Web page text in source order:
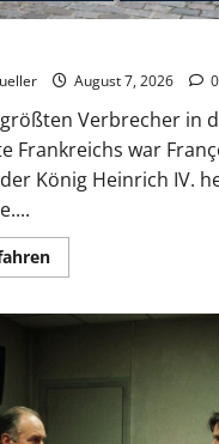
August 7, 2026 0
Verbrecher in
Frankreichs war
König Heinrich IV.